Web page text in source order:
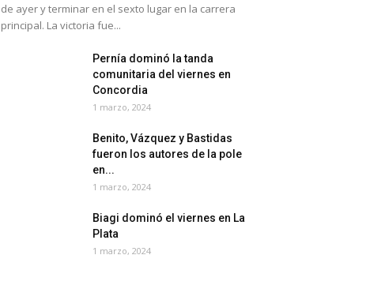
de ayer y terminar en el sexto lugar en la carrera
principal. La victoria fue...
Pernía dominó la tanda
comunitaria del viernes en
Concordia
1 marzo, 2024
Benito, Vázquez y Bastidas
fueron los autores de la pole
en...
1 marzo, 2024
Biagi dominó el viernes en La
Plata
1 marzo, 2024